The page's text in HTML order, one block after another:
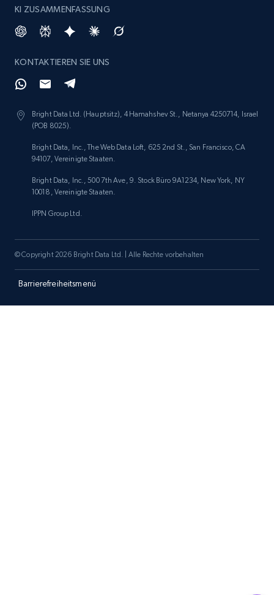
1.9K+ 322+
Amazon products search
Asin, URL, Name, Sponsored, Initial price, Final
price, Currency, Sold, and more.
1.6K+ 180+
Target
Rating, Reviews count, Initial price, Discount,
and more.
KI ZUSAMMENFASSUNG
KONTAKTIEREN SIE UNS
Bright Data Ltd. (Hauptsitz), 4 Hamahshev St., Netanya 4250714, Israel
(POB 8025).
Bright Data, Inc., The Web Data Loft, 625 2nd St., San Francisco, CA
94107, Vereinigte Staaten.
Bright Data, Inc., 500 7th Ave, 9. Stock Büro 9A1234, New York, NY
10018, Vereinigte Staaten.
IPPN Group Ltd.
Barrierefreiheitsmenü
© Copyright 2026 Bright Data Ltd. | Alle Rechte vorbehalten